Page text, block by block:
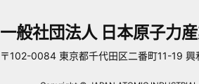
一般社団法人 日本原子力
〒102-0084 東京都千代田区二番町11-19 興